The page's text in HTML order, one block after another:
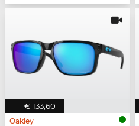
€ 133,60
Oakley